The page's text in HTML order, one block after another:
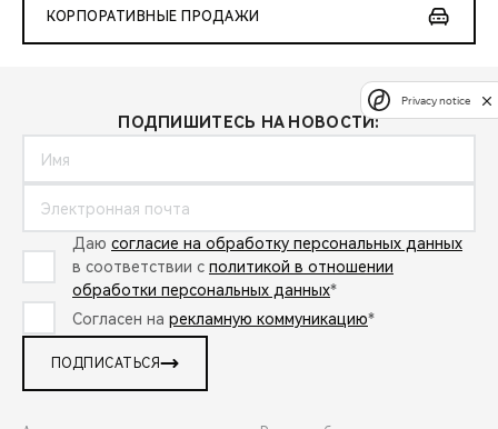
КОРПОРАТИВНЫЕ ПРОДАЖИ
ПОДПИШИТЕСЬ НА НОВОСТИ:
Даю согласие на обработку персональных данных
в соответствии с политикой в отношении
обработки персональных данных*
Согласен на рекламную коммуникацию*
ПОДПИСАТЬСЯ
Privacy notice